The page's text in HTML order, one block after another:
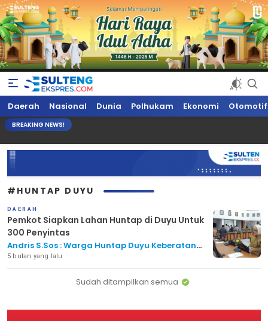
Sultengekspres.com
Berita Seputar Sulteng Hari Ini, Update Terkini, Suaranya Rakyat
Sulteng
Daerah Nasional Dunia Polhukam Ekonomi Otomotif
BREAKING NEWS!
#HUNTAP DUYU
DAERAH
Pemkot Siapkan Lahan Huntap di Duyu Untuk
300 Penyintas
Andris S.Sos : Warga Huntap Duyu Keberatan
Karena Belum Disosialisasi
5 bulan yang lalu
Sudah ditampilkan semua